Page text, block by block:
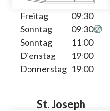
Freitag
09:30
Sonntag
09:30
Sonntag
11:00
Dienstag
19:00
Donnerstag 19:00
St. Joseph